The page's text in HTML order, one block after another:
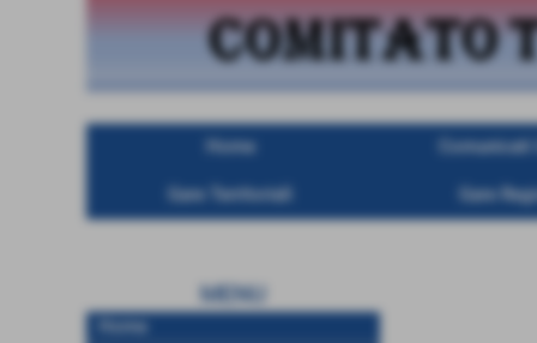
Home
Gare Territoriali Gare
MENU